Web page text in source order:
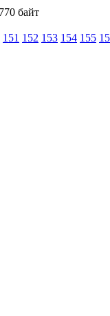
байт
151 152 153 154 155